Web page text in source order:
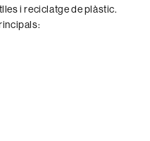
i reciclatge de plàstic.